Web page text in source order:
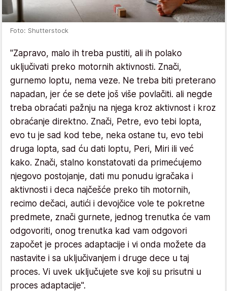
Foto: Shutterstock
"Zapravo, malo ih treba pustiti, ali ih polako
uključivati preko motornih aktivnosti. Znači,
gurnemo loptu, nema veze. Ne treba biti preterano
napadan, jer će se dete još više povlačiti. ali negde
treba obraćati pažnju na njega kroz aktivnost i kroz
obraćanje direktno. Znači, Petre, evo tebi lopta,
evo tu je sad kod tebe, neka ostane tu, evo tebi
druga lopta, sad ću dati loptu, Peri, Miri ili već
kako. Znači, stalno konstatovati da primećujemo
njegovo postojanje, dati mu ponudu igračaka i
aktivnosti i deca najčešće preko tih motornih,
recimo dečaci, autići i devojčice vole te pokretne
predmete, znači gurnete, jednog trenutka će vam
odgovoriti, onog trenutka kad vam odgovori
započet je proces adaptacije i vi onda možete da
nastavite i sa uključivanjem i druge dece u taj
proces. Vi uvek uključujete sve koji su prisutni u
proces adaptacije".